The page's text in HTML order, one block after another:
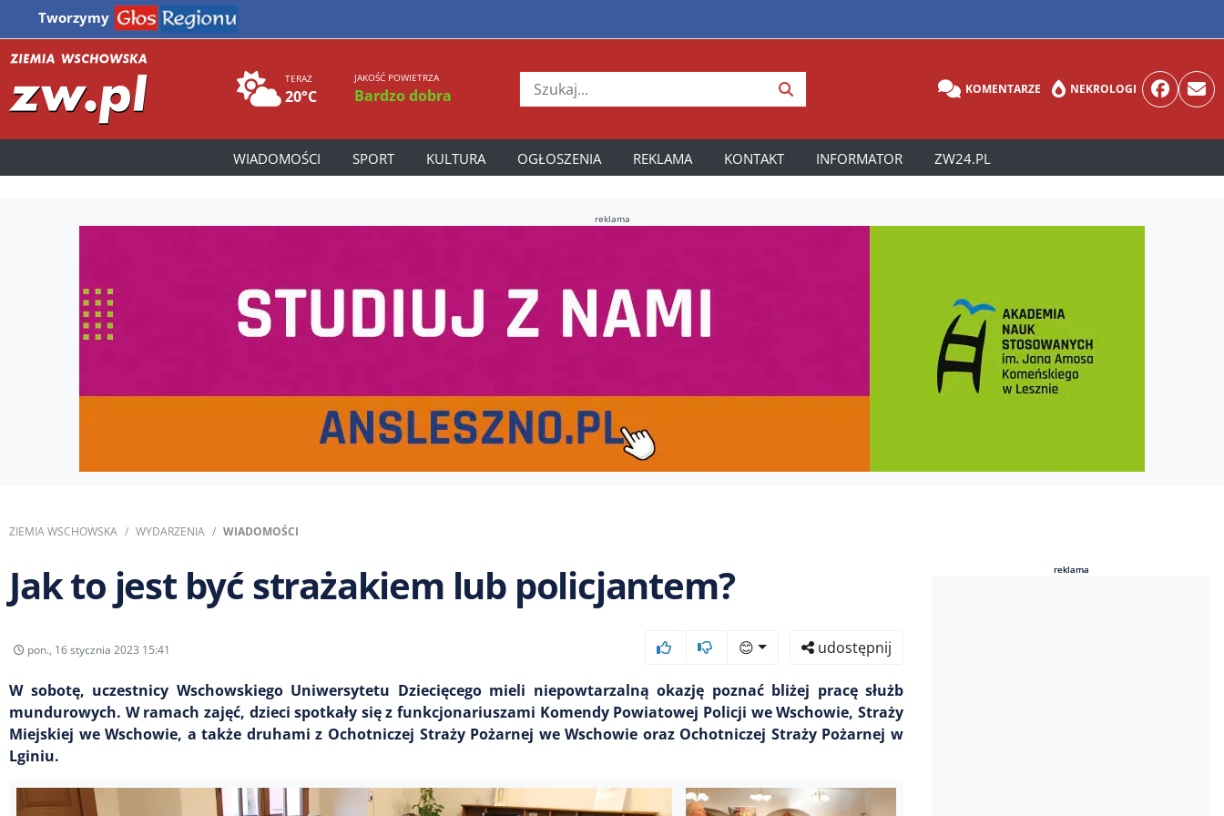
Tworzymy
TERAZ
20°C
JAKOŚĆ POWIETRZA
Bardzo dobra KOMENTARZE NEKROLOGI
WIADOMOŚCI SPORT KULTURA OGŁOSZENIA REKLAMA KONTAKT INFORMATOR ZW24.PL
reklama
ZIEMIA WSCHOWSKA WYDARZENIA WIADOMOŚCI
Jak to jest być strażakiem lub policjantem?
pon., 16 stycznia 2023 15:41 😊 udostępnij
W sobotę, uczestnicy Wschowskiego Uniwersytetu Dziecięcego mieli niepowtarzalną okazję poznać bliżej pracę służb
mundurowych. W ramach zajęć, dzieci spotkały się z funkcjonariuszami Komendy Powiatowej Policji we Wschowie, Straży
Miejskiej we Wschowie, a także druhami z Ochotniczej Straży Pożarnej we Wschowie oraz Ochotniczej Straży Pożarnej w
Lginiu.
reklama
reklama